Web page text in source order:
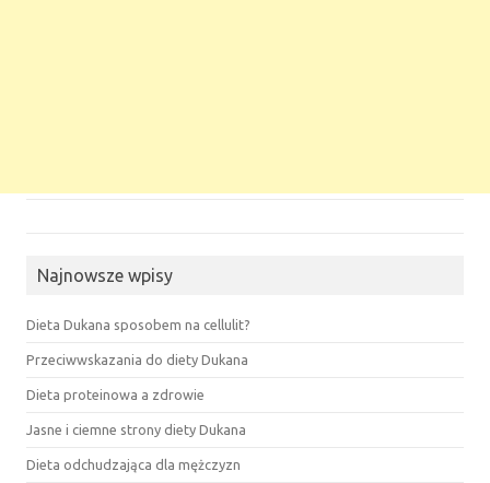
Najnowsze wpisy
Dieta Dukana sposobem na cellulit?
Przeciwwskazania do diety Dukana
Dieta proteinowa a zdrowie
Jasne i ciemne strony diety Dukana
Dieta odchudzająca dla mężczyzn